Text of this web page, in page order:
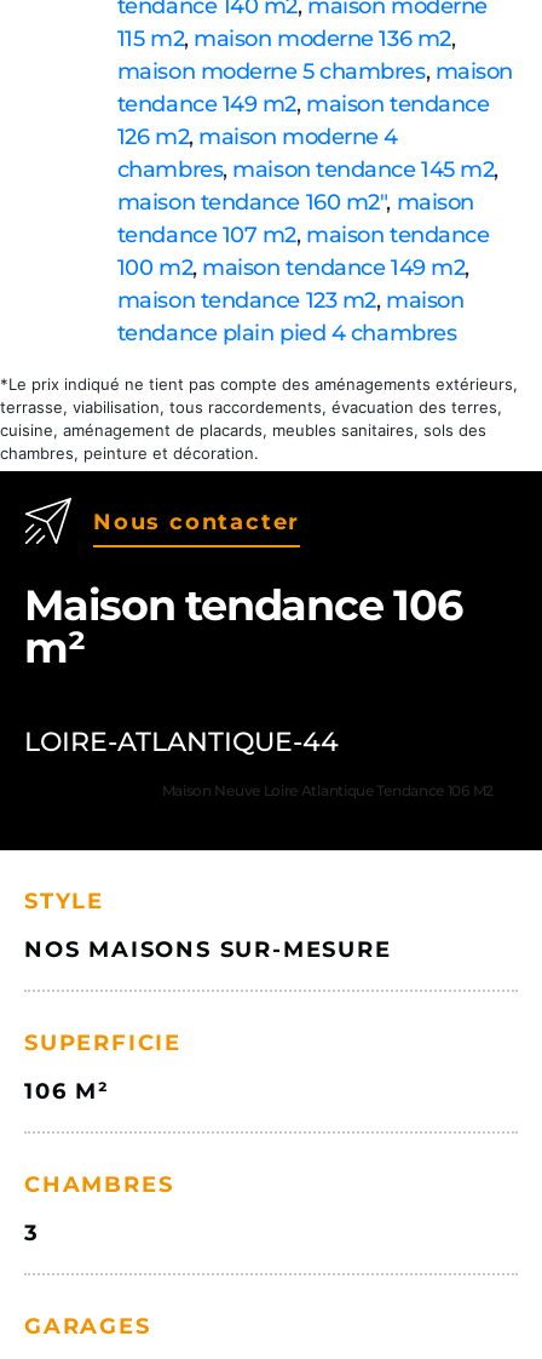
tendance 140 m2, maison moderne
115 m2, maison moderne 136 m2,
maison moderne 5 chambres, maison
tendance 149 m2, maison tendance
126 m2, maison moderne 4
chambres, maison tendance 145 m2,
maison tendance 160 m2", maison
tendance 107 m2, maison tendance
100 m2, maison tendance 149 m2,
maison tendance 123 m2, maison
tendance plain pied 4 chambres
*Le prix indiqué ne tient pas compte des aménagements extérieurs,
terrasse, viabilisation, tous raccordements, évacuation des terres,
cuisine, aménagement de placards, meubles sanitaires, sols des
chambres, peinture et décoration.
Nous contacter
Maison tendance 106
m²
LOIRE-ATLANTIQUE-44
Maison Neuve Loire Atlantique Tendance 106 M2
STYLE
NOS MAISONS SUR-MESURE
SUPERFICIE
106 M²
CHAMBRES
3
GARAGES